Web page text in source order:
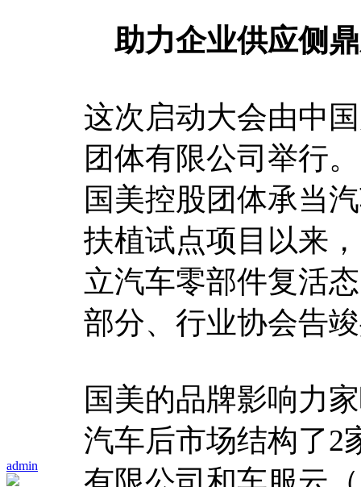
admin
助力企业供应侧
这次启动大会由中
团体有限公司举行
国美控股团体承当
扶植试点项目以来
立汽车零部件复活
部分、行业协会告
国美的品牌影响力
汽车后市场结构了2